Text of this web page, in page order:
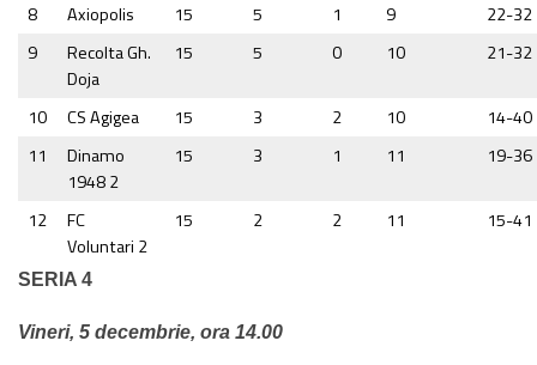
8 Axiopolis 15 5 1 9
22-32
9
Recolta Gh.
Doja
15 5 0 10 21-32
10 CS Agigea 15 3 2 10
14-40
11
Dinamo
1948 2
15 3 1 11 19-36
12
FC
Voluntari 2
15 2 2 11 15-41
SERIA 4
Vineri, 5 decembrie, ora 14.00